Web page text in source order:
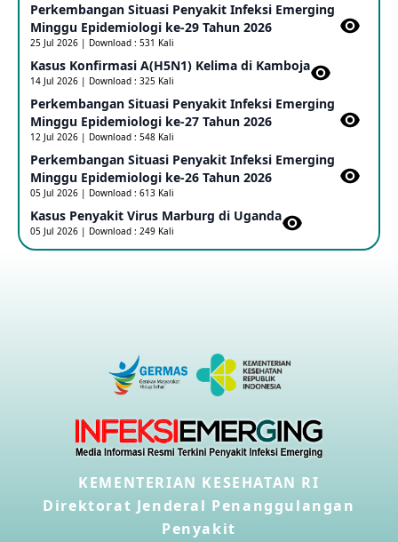
Update Informasi PHEIC Penyakit Ebola
23 May 2026
Penetapan Outbreak Penyakit Ebola di RD Kongo dan
Uganda Sebagai PHEIC
17 May 2026
Outbreak Penyakti Ebola di RD Kongo
16 May 2026
Kasus Konfirmasi A(H5NN6) di Cina
Penyakit virus Hanta di Kapal Pesiar Keberangkatan
04 May 2026
Penyakit Meningokokus di Vietnam
28 Apr 2026
Perkembangan Situasi Penyakit Infeksi Emerging
Minggu Epidemiologi ke-29 Tahun 2026
25 Jul 2026 | Download : 531 Kali
Kasus Konfirmasi A(H5N1) Kelima di Kamboja​
14 Jul 2026 | Download : 325 Kali
Perkembangan Situasi Penyakit Infeksi Emerging
Minggu Epidemiologi ke-27 Tahun 2026
12 Jul 2026 | Download : 548 Kali
Perkembangan Situasi Penyakit Infeksi Emerging
Minggu Epidemiologi ke-26 Tahun 2026
05 Jul 2026 | Download : 613 Kali
Kasus Penyakit Virus Marburg di Uganda
05 Jul 2026 | Download : 249 Kali
KEMENTERIAN KESEHATAN RI
Direktorat Jenderal Penanggulangan
Penyakit